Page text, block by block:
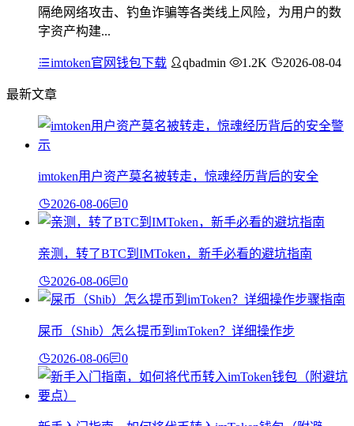
隔绝网络攻击、钓鱼诈骗等各类线上风险，为用户的数
字资产构建...
imtoken官网钱包下载 qbadmin 1.2K 2026-08-04
最新文章
imtoken用户资产莫名被转走，惊魂经历背后的安全
2026-08-06 0
亲测，转了BTC到IMToken，新手必看的避坑指南
2026-08-06 0
屎币（Shib）怎么提币到imToken？详细操作步
2026-08-06 0